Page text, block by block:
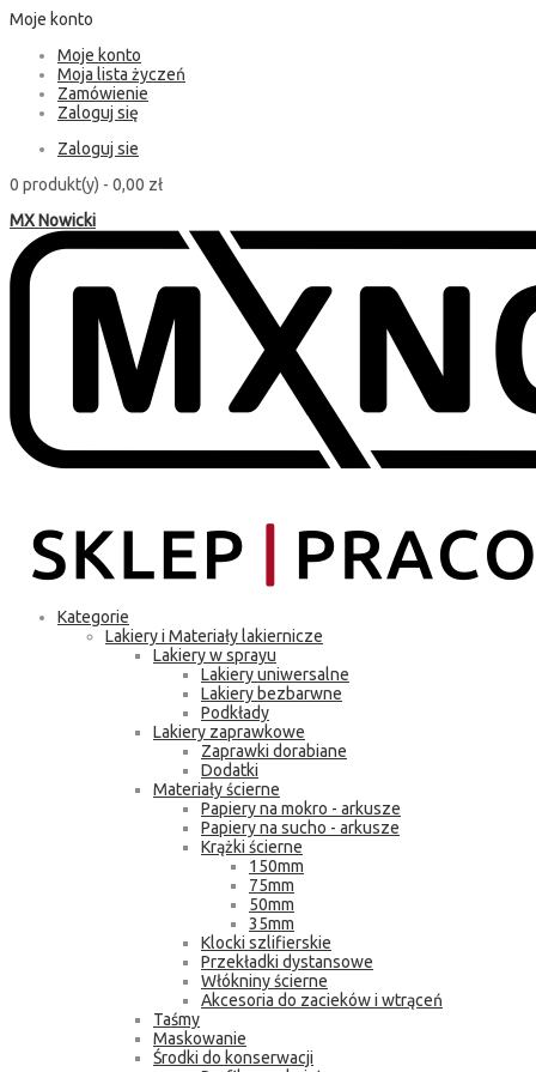
Moje konto
Moje konto
Moja lista życzeń
Zamówienie
Zaloguj się
Zaloguj sie
0 produkt(y) - 0,00 zł
MX Nowicki
Kategorie
Lakiery i Materiały lakiernicze
Lakiery w sprayu
Lakiery uniwersalne
Lakiery bezbarwne
Podkłady
Lakiery zaprawkowe
Zaprawki dorabiane
Dodatki
Materiały ścierne
Papiery na mokro - arkusze
Papiery na sucho - arkusze
Krążki ścierne
150mm
75mm
50mm
35mm
Klocki szlifierskie
Przekładki dystansowe
Włókniny ścierne
Akcesoria do zacieków i wtrąceń
Taśmy
Maskowanie
Środki do konserwacji